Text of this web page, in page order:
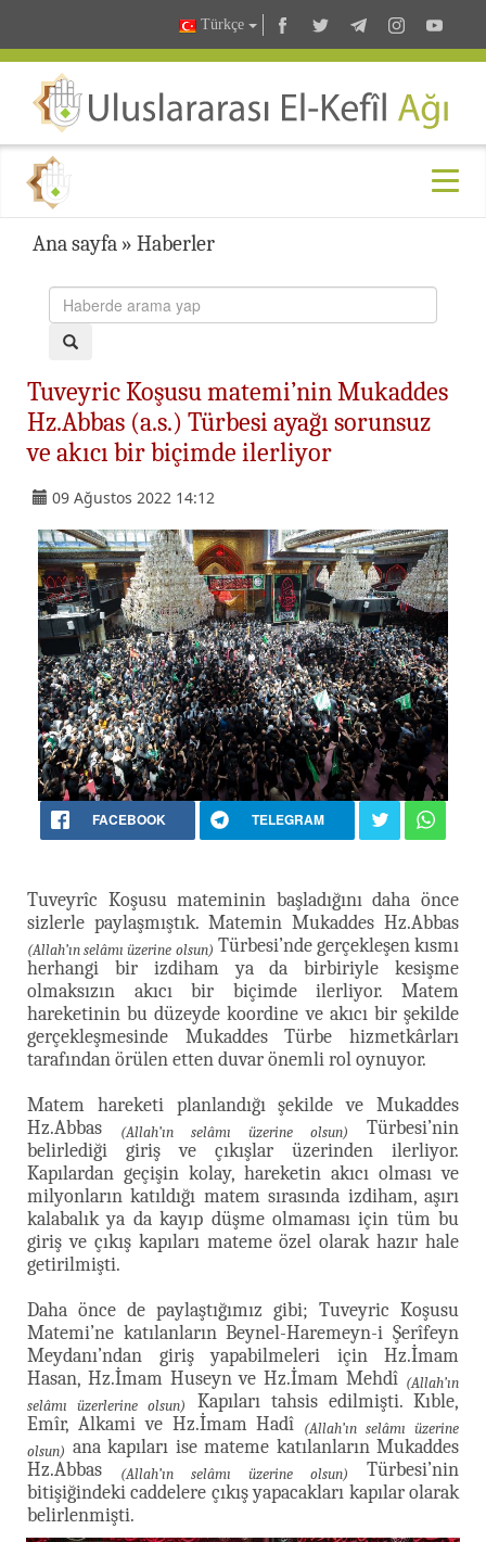
Türkçe
Ana sayfa » Haberler
Tuveyric Koşusu matemi’nin Mukaddes
Hz.Abbas (a.s.) Türbesi ayağı sorunsuz
ve akıcı bir biçimde ilerliyor
09 Ağustos 2022 14:12
FACEBOOK TELEGRAM
Tuveyrîc Koşusu mateminin başladığını daha önce
sizlerle paylaşmıştık. Matemin Mukaddes Hz.Abbas
(Allah’ın selâmı üzerine olsun) Türbesi’nde gerçekleşen kısmı
herhangi bir izdiham ya da birbiriyle kesişme
olmaksızın akıcı bir biçimde ilerliyor. Matem
hareketinin bu düzeyde koordine ve akıcı bir şekilde
gerçekleşmesinde Mukaddes Türbe hizmetkârları
tarafından örülen etten duvar önemli rol oynuyor.
Matem hareketi planlandığı şekilde ve Mukaddes
Hz.Abbas
(Allah’ın selâmı üzerine olsun)
Türbesi’nin
belirlediği giriş ve çıkışlar üzerinden ilerliyor.
Kapılardan geçişin kolay, hareketin akıcı olması ve
milyonların katıldığı matem sırasında izdiham, aşırı
kalabalık ya da kayıp düşme olmaması için tüm bu
giriş ve çıkış kapıları mateme özel olarak hazır hale
getirilmişti.
Daha önce de paylaştığımız gibi; Tuveyric Koşusu
Matemi’ne katılanların Beynel-Haremeyn-i Şerîfeyn
Meydanı’ndan giriş yapabilmeleri için Hz.İmam
Hasan, Hz.İmam Huseyn ve Hz.İmam Mehdî (Allah’ın
selâmı üzerlerine olsun)
Kapıları tahsis edilmişti. Kıble,
Emîr, Alkami ve Hz.İmam Hadî
(Allah’ın selâmı üzerine
olsun) ana kapıları ise mateme katılanların Mukaddes
Hz.Abbas
(Allah’ın selâmı üzerine olsun)
Türbesi’nin
bitişiğindeki caddelere çıkış yapacakları kapılar olarak
belirlenmişti.